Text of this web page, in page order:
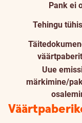
Pank ei
Tehingu
Uue
märkimine/